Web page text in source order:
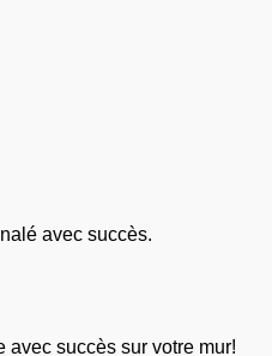
avec succès.
avec succès sur votre mur!